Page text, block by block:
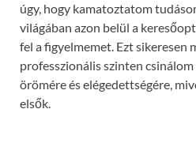
úgy, hogy kamatoztatom
világában azon belül a
fel a figyelmemet. Ezt sikeresen
professzionális szinten
örömére és elégedettségére,
elsők.